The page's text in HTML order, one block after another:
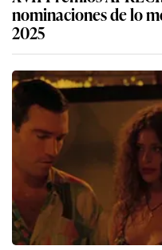
nominaciones de lo
2025